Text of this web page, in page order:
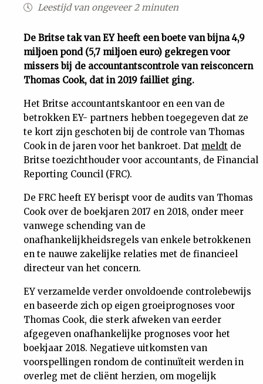
Uit
Feiten
Cijfers
Tuchtrecht
Magazine
Podcast
Dossiers
Nieuwsbrief
Contact
Leestijd van ongeveer 2 minuten
De Britse tak van EY heeft een boete van bijna 4,9
miljoen pond (5,7 miljoen euro) gekregen voor
missers bij de accountantscontrole van reisconcern
Thomas Cook, dat in 2019 failliet ging.
Het Britse accountantskantoor en een van de
betrokken EY- partners hebben toegegeven dat ze
te kort zijn geschoten bij de controle van Thomas
Cook in de jaren voor het bankroet. Dat meldt de
Britse toezichthouder voor accountants, de Financial
Reporting Council (FRC).
De FRC heeft EY berispt voor de audits van Thomas
Cook over de boekjaren 2017 en 2018, onder meer
vanwege schending van de
onafhankelijkheidsregels van enkele betrokkenen
en te nauwe zakelijke relaties met de financieel
directeur van het concern.
EY verzamelde verder onvoldoende controlebewijs
en baseerde zich op eigen groeiprognoses voor
Thomas Cook, die sterk afweken van eerder
afgegeven onafhankelijke prognoses voor het
boekjaar 2018. Negatieve uitkomsten van
voorspellingen rondom de continuïteit werden in
overleg met de cliënt herzien, om mogelijk